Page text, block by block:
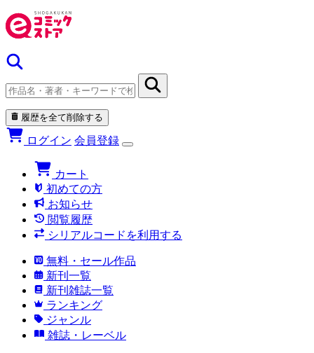
履歴を全て削除する
ログイン 会員登録
カート
初めての方
お知らせ
閲覧履歴
シリアルコードを利用する
無料・セール作品
新刊一覧
新刊雑誌一覧
ランキング
ジャンル
雑誌・レーベル